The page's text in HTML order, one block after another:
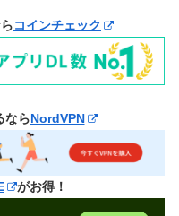
コインチェック
ならNordVPN
がお得！